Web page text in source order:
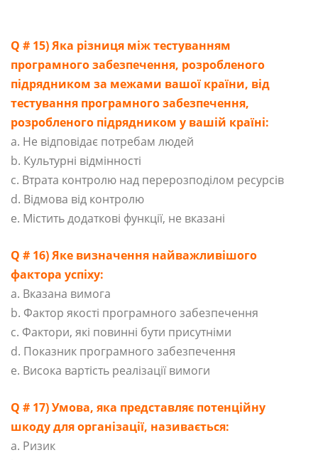
Q # 15) Яка різниця між тестуванням
програмного забезпечення, розробленого
підрядником за межами вашої країни, від
тестування програмного забезпечення,
розробленого підрядником у вашій країні:
a. Не відповідає потребам людей
b. Культурні відмінності
c. Втрата контролю над перерозподілом ресурсів
d. Відмова від контролю
e. Містить додаткові функції, не вказані
Q # 16) Яке визначення найважливішого
фактора успіху:
a. Вказана вимога
b. Фактор якості програмного забезпечення
c. Фактори, які повинні бути присутніми
d. Показник програмного забезпечення
e. Висока вартість реалізації вимоги
Q # 17) Умова, яка представляє потенційну
шкоду для організації, називається:
a. Ризик